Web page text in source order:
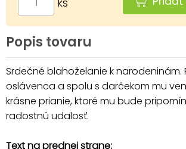
Popis tovaru
Srdečné blahoželanie k narodeninám.
oslávenca a spolu s darčekom mu
krásne prianie, ktoré mu bude
radostnú udalosť.
Text na prednej strane: